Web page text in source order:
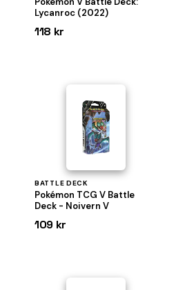
Lycanroc (2022)
118 kr
BATTLE DECK
Pokémon TCG V Battle
Deck - Noivern V
109 kr